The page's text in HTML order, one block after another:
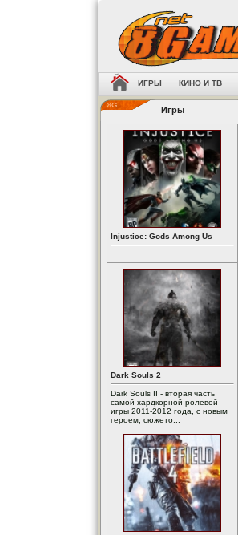
ИГРЫ КИНО И ТВ
Игры
Injustice: Gods Among Us
Dark Souls 2
Dark Souls II - вторая часть
самой хардкорной ролевой
игры 2011-2012 года, с новым
героем, сюжето...